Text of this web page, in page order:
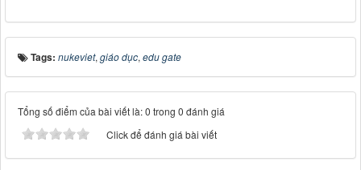
Tags: nukeviet, giáo dục, edu gate
Tổng số điểm của bài viết là: 0 trong 0 đánh giá
Click để đánh giá bài viết